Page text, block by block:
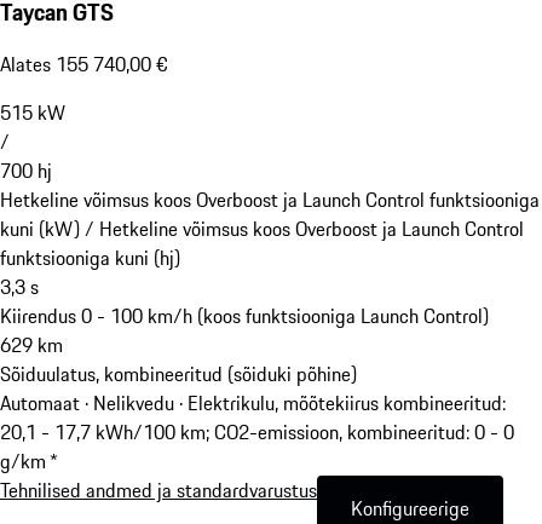
Taycan GTS
Alates 155 740,00 €
515 kW
/
700 hj
Hetkeline võimsus koos Overboost ja Launch Control funktsiooniga
kuni (kW) / Hetkeline võimsus koos Overboost ja Launch Control
funktsiooniga kuni (hj)
3,3s
Kiirendus 0 - 100 km/h (koos funktsiooniga Launch Control)
629 km
Sõiduulatus, kombineeritud (sõiduki põhine)
Automaat · Nelikvedu · Elektrikulu, mõõtekiirus kombineeritud:
20,1 - 17,7 kWh/100 km; CO2-emissioon, kombineeritud: 0 - 0
g/km *
Tehnilised andmed ja standardvarustus
Konfigureerige